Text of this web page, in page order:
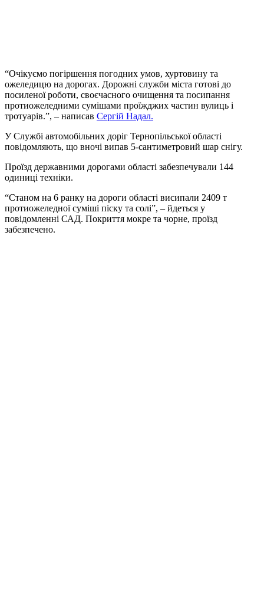
“Очікуємо погіршення погодних умов, хуртовину та
ожеледицю на дорогах. Дорожні служби міста готові до
посиленої роботи, своєчасного очищення та посипання
протиожеледними сумішами проїжджих частин вулиць і
тротуарів.”, – написав Сергій Надал.
У Службі автомобільних доріг Тернопільської області
повідомляють, що вночі випав 5-сантиметровий шар снігу.
Проїзд державними дорогами області забезпечували 144
одиниці техніки.
“Станом на 6 ранку на дороги області висипали 2409 т
протиожеледної суміші піску та солі”, – йдеться у
повідомленні САД. Покриття мокре та чорне, проїзд
забезпечено.